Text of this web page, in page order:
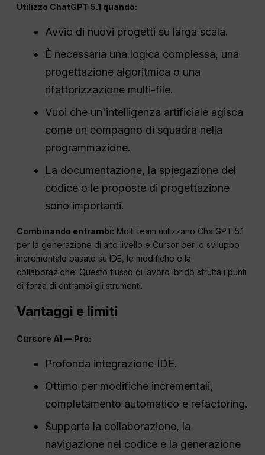
Utilizzo ChatGPT 5.1 quando:
Avvio di nuovi progetti su larga scala.
È necessaria una logica complessa, una
progettazione algoritmica o una
rifattorizzazione multi-file.
Vuoi che un'intelligenza artificiale agisca
come un compagno di squadra nella
programmazione.
La documentazione, la spiegazione del
codice o le proposte di progettazione
sono importanti.
Combinando entrambi: Molti team utilizzano ChatGPT 5.1
per la generazione di alto livello e Cursor per lo sviluppo
incrementale basato su IDE, le modifiche e la
collaborazione. Questo flusso di lavoro ibrido sfrutta i punti
di forza di entrambi gli strumenti.
Vantaggi e limiti
Cursore AI — Pro:
Profonda integrazione IDE.
Ottimo per modifiche incrementali,
completamento automatico e refactoring.
Supporta la collaborazione, la
navigazione nel codice e la generazione